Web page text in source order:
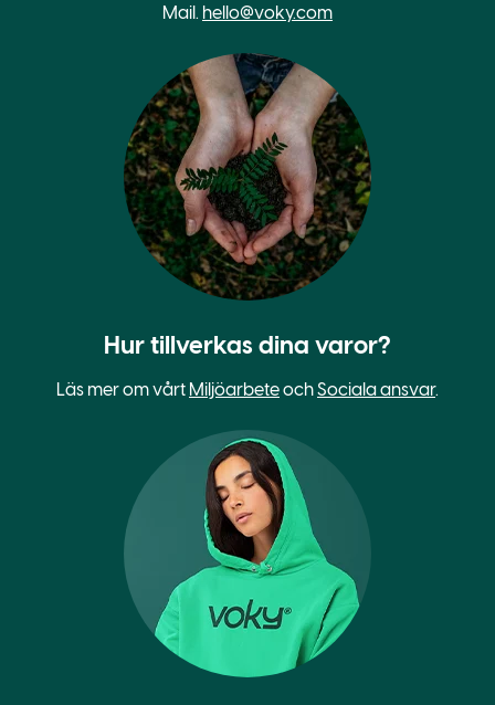
Mail. hello@voky.com
Hur tillverkas dina varor?
Läs mer om vårt MiljöarbeteochSociala ansvar.